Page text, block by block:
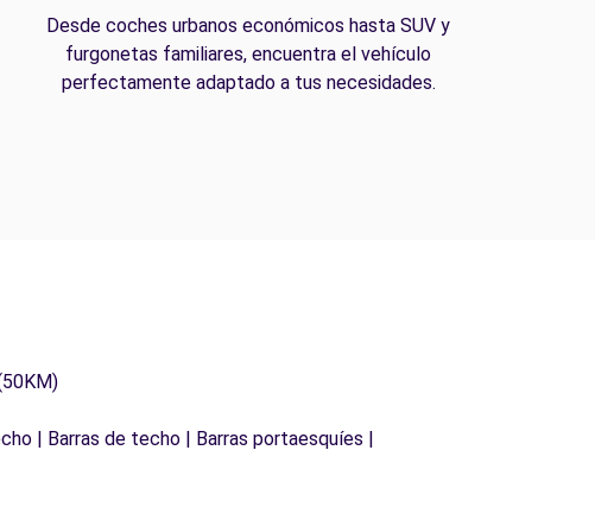
Desde coches urbanos económicos hasta SUV y
furgonetas familiares, encuentra el vehículo
perfectamente adaptado a tus necesidades.
| Barras de techo | Barras portaesquíes |